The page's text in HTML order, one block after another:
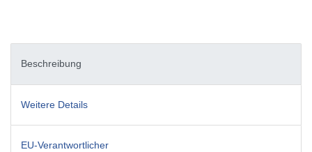
Beschreibung
Weitere Details
EU-Verantwortlicher